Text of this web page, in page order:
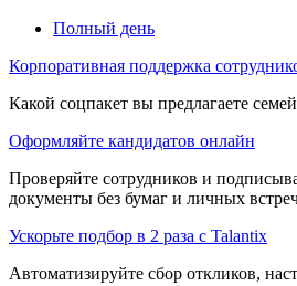
Полный день
Корпоративная поддержка
Какой соцпакет вы предлагаете
Оформляйте кандидатов онлайн
Проверяйте сотрудников и
документы без бумаг и личных
Ускорьте подбор в 2 раза с Talantix
Автоматизируйте сбор откликов,